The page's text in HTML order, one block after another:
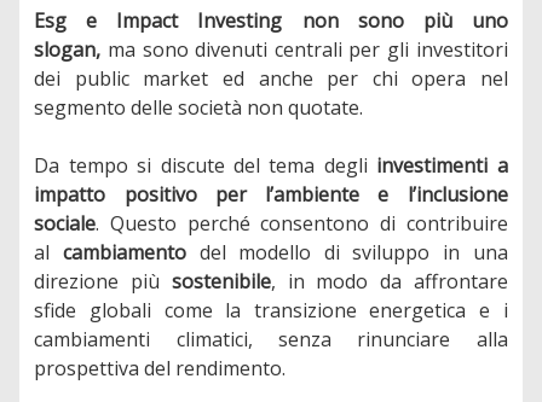
Esg e Impact Investing non sono più uno
slogan, ma sono divenuti centrali per gli investitori
dei public market ed anche per chi opera nel
segmento delle società non quotate.
Da tempo si discute del tema degli investimenti a
impatto positivo per l’ambiente e l’inclusione
sociale. Questo perché consentono di contribuire
alcambiamento del modello di sviluppo in una
direzione più sostenibile, in modo da affrontare
sfide globali come la transizione energetica e i
cambiamenti climatici, senza rinunciare alla
prospettiva del rendimento.